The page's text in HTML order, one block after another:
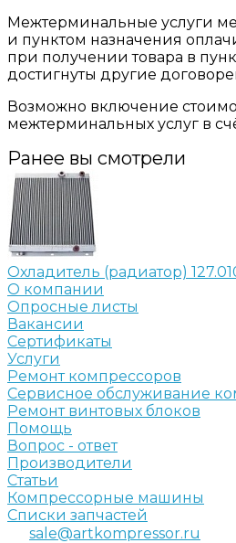
Межтерминальные услуги
и пунктом назначения
при получении товара в
достигнуты другие
Возможно включение
межтерминальных услуг в
Ранее вы смотрели
Охладитель (радиатор)
О компании
Опросные листы
Вакансии
Сертификаты
Услуги
Ремонт компрессоров
Сервисное обслуживание
Ремонт винтовых блоков
Помощь
Вопрос - ответ
Производители
Статьи
Компрессорные машины
Списки запчастей
sale@artkompressor.ru